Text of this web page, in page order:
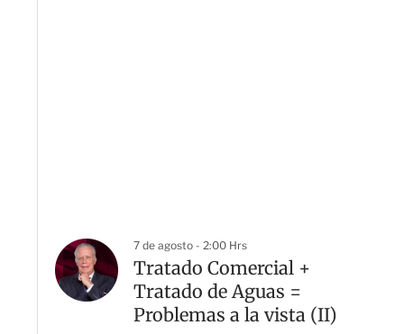
7 de agosto - 2:00 Hrs
Tratado Comercial +
Tratado de Aguas =
Problemas a la vista (II)